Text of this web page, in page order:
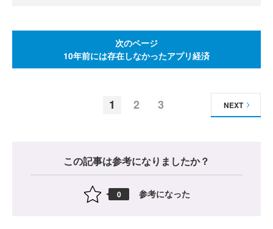
次のページ
10年前には存在しなかったアプリ経済
1 2 3 NEXT
この記事は参考になりましたか？
0 参考になった